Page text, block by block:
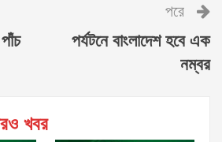
পরে
পর্যটনে বাংলাদেশ হবে এক
নম্বর
খবর